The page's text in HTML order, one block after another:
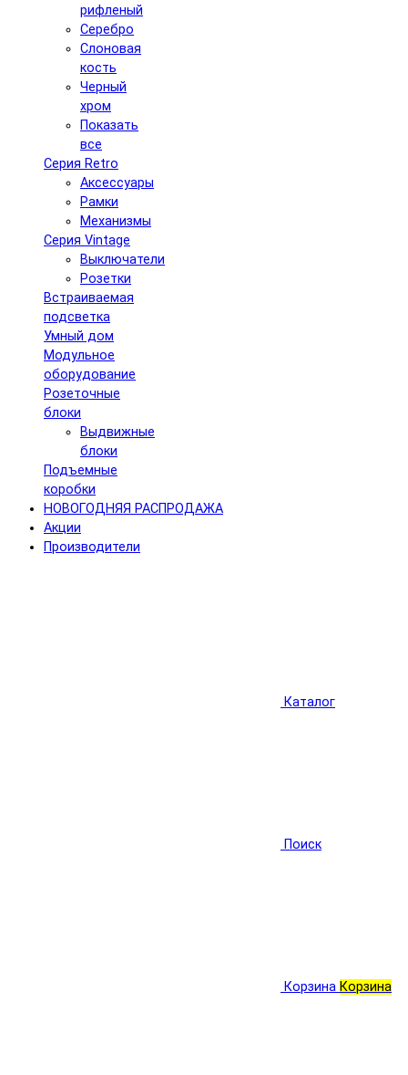
рифленый
Серебро
Слоновая
кость
Черный
хром
Показать
все
Серия Retro
Аксессуары
Рамки
Механизмы
Серия Vintage
Выключатели
Розетки
Встраиваемая
подсветка
Умный дом
Модульное
оборудование
Розеточные
блоки
Выдвижные
блоки
Подъемные
коробки
НОВОГОДНЯЯ РАСПРОДАЖА
Акции
Производители
Каталог
Поиск
Корзина Корзина